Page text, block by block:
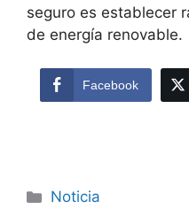
seguro es establecer
de energía renovable.
Facebook
Noticia